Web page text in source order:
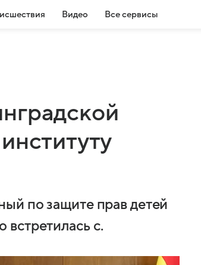
Видео Все сервисы
по защите прав детей
встретилась с.